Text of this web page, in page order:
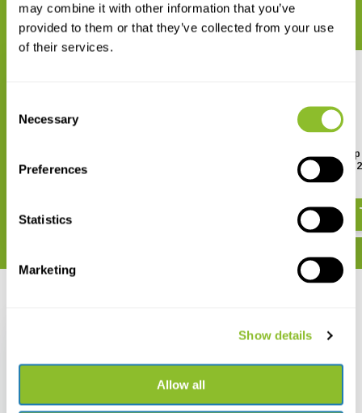
may combine it with other information that you’ve
provided to them or that they’ve collected from your use
of their services.
Selection
Necessary
Preferences
Statistics
Marketing
Show details
Allow all
Vervollständigen Sie Ihre Bestellung
Fiskars SingleStep
Universalschere
Nordic Pocket Saw